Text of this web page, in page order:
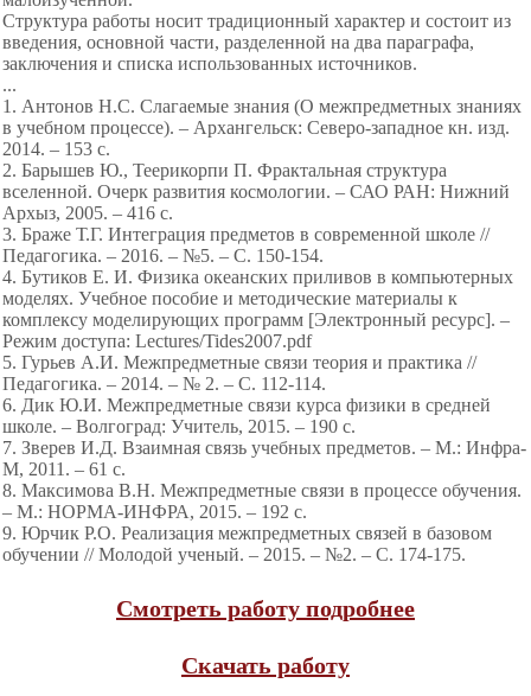
Структура работы носит традиционный характер и состоит из
введения, основной части, разделенной на два параграфа,
заключения и списка использованных источников.
...
1. Антонов Н.С. Слагаемые знания (О межпредметных знаниях
в учебном процессе). – Архангельск: Северо-западное кн. изд.
2014. – 153 с.
2. Барышев Ю., Теерикорпи П. Фрактальная структура
вселенной. Очерк развития космологии. – САО РАН: Нижний
Архыз, 2005. – 416 с.
3. Браже Т.Г. Интеграция предметов в современной школе //
Педагогика. – 2016. – №5. – С. 150-154.
4. Бутиков Е. И. Физика океанских приливов в компьютерных
моделях. Учебное пособие и методические материалы к
комплексу моделирующих программ [Электронный ресурс]. –
Режим доступа: Lectures/Tides2007.pdf
5. Гурьев А.И. Межпредметные связи теория и практика //
Педагогика. – 2014. – № 2. – С. 112-114.
6. Дик Ю.И. Межпредметные связи курса физики в средней
школе. – Волгоград: Учитель, 2015. – 190 с.
7. Зверев И.Д. Взаимная связь учебных предметов. – М.: Инфра-
М, 2011. – 61 с.
8. Максимова В.Н. Межпредметные связи в процессе обучения.
– М.: НОРМА-ИНФРА, 2015. – 192 с.
9. Юрчик Р.О. Реализация межпредметных связей в базовом
обучении // Молодой ученый. – 2015. – №2. – С. 174-175.
Смотреть работу подробнее
Скачать работу